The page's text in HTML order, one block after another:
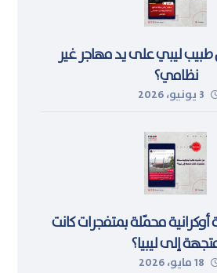
ليبي على يد مهاجر غير
نظامي؟
3 يونيو، 2026
محمّلة بمتفجرات كانت
إلى ليبيا؟
18 مايو، 2026